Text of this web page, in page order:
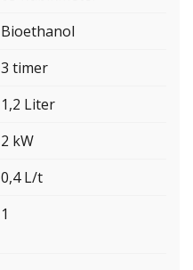
Bioethanol
3 timer
1,2 Liter
2 kW
0,4 L/t
1